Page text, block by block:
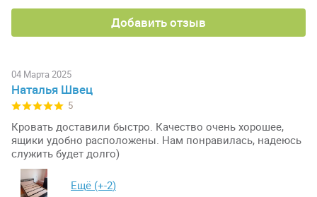
Добавить отзыв
04 Марта 2025
Наталья Швец
5
Кровать доставили быстро. Качество очень хорошее,
ящики удобно расположены. Нам понравилась, надеюсь
служить будет долго)
Ещё (+-2)